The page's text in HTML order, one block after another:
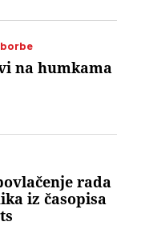
na humkama
rada
iz časopisa